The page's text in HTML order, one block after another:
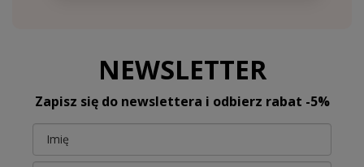
NEWSLETTER
Zapisz się do newslettera i odbierz rabat -5%